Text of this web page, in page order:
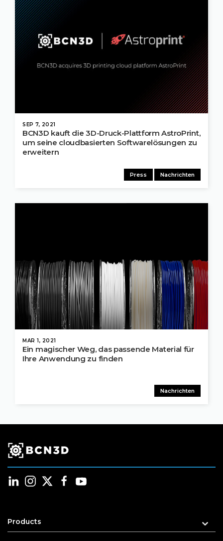
SEP 7, 2021
Press Nachrichten
BCN3D kauft die 3D-Druck-Plattform AstroPrint,
um seine cloudbasierten Softwarelösungen zu
erweitern
MAR 1, 2021
Nachrichten
Ein magischer Weg, das passende Material für
Ihre Anwendung zu finden
Products